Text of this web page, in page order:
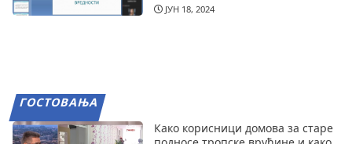
ЈУН 18, 2024
ГОСТОВАЊА
Како корисници домова за старе